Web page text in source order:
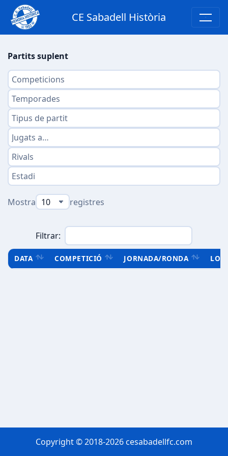
CE Sabadell Història
Partits suplent
Mostra registres
Filtrar:
DATA COMPETICIÓ JORNADA/RONDA
Copyright © 2018-2026 cesabadellfc.com